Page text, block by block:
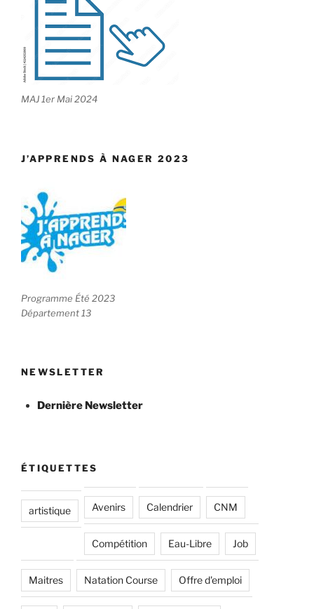
MAJ 1er Mai 2024
J’APPRENDS À NAGER 2023
Programme Été 2023
Département 13
NEWSLETTER
Dernière Newsletter
ÉTIQUETTES
artistique Avenirs Calendrier CNM
Compétition Eau-Libre Job
Maitres Natation Course Offre d'emploi